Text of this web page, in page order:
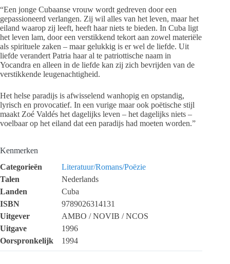
“Een jonge Cubaanse vrouw wordt gedreven door een
gepassioneerd verlangen. Zij wil alles van het leven, maar het
eiland waarop zij leeft, heeft haar niets te bieden. In Cuba ligt
het leven lam, door een verstikkend tekort aan zowel materiële
als spirituele zaken – maar gelukkig is er wel de liefde. Uit
liefde verandert Patria haar al te patriottische naam in
Yocandra en alleen in de liefde kan zij zich bevrijden van de
verstikkende leugenachtigheid.
Het helse paradijs is afwisselend wanhopig en opstandig,
lyrisch en provocatief. In een vurige maar ook poëtische stijl
maakt Zoé Valdés het dagelijks leven – het dagelijks niets –
voelbaar op het eiland dat een paradijs had moeten worden.”
Kenmerken
Categorieën
Literatuur/Romans/Poëzie
Talen
Nederlands
Landen
Cuba
ISBN
9789026314131
Uitgever
AMBO / NOVIB / NCOS
Uitgave
1996
Oorspronkelijk
1994